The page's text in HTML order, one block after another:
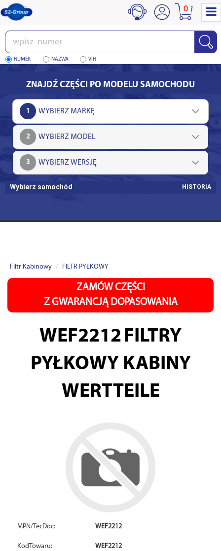
Wpisz
numer
NUMER NAZWA VIN
0
ZNAJDŹ CZĘŚCI PO MODELU SAMOCHODU
1
2
3
Wybierz samochód HISTORIA
Filtr Kabinowy FILTR PYŁKOWY
ZAMÓW CZĘŚCI
Z GWARANCJĄ DOPASOWANIA
WEF2212 FILTRY
PYŁKOWY KABINY
WERTTEILE
MPN/TecDoc: WEF2212
KodTowaru: WEF2212